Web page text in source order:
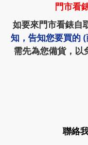
門市看
如要來門市看錶自
知，告知您要買的
需先為您備貨，以
聯絡